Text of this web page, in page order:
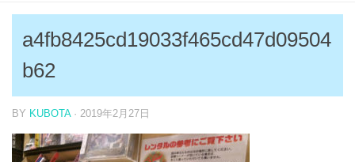
a4fb8425cd19033f465cd47d09504
b62
BY KUBOTA · 2019年2月27日